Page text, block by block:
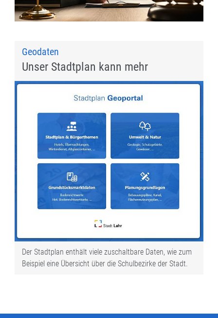
Geodaten
Unser Stadtplan kann mehr
Der Stadtplan enthält viele zuschaltbare Daten, wie zum
Beispiel eine Übersicht über die Schulbezirke der Stadt.